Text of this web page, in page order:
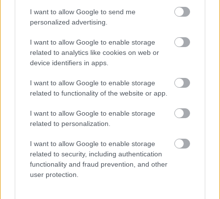
I want to allow Google to send me
personalized advertising.
I want to allow Google to enable storage
related to analytics like cookies on web or
device identifiers in apps.
I want to allow Google to enable storage
related to functionality of the website or app.
I want to allow Google to enable storage
related to personalization.
I want to allow Google to enable storage
related to security, including authentication
functionality and fraud prevention, and other
user protection.
A nézetek ezzel kapcsolatban megosztóak: sokan
vallják, hogy minél idősebb a szőlőtőke, annál
mélyebb, koncentráltabb és jobb minőségű bort fog
adni. Viszont vannak ellenpéldák is, például amikor
a kaliforniai Stags’ Leap Wine Cellar 1976-ban egy 3
éves tőkéről szüretelt borral körözte le a legnagyobb
elméletét, aki szerint a kor előrehaladtával csökken a
szőlő növekedési ereje, ráadásul a betegségekre is